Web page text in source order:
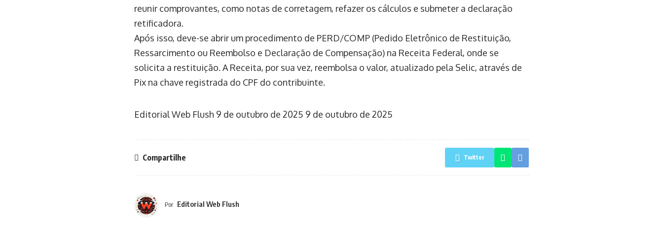
reunir comprovantes, como notas de corretagem, refazer os cálculos e submeter a declaração
retificadora.
Após isso, deve-se abrir um procedimento de PERD/COMP (Pedido Eletrônico de Restituição,
Ressarcimento ou Reembolso e Declaração de Compensação) na Receita Federal, onde se
solicita a restituição. A Receita, por sua vez, reembolsa o valor, atualizado pela Selic, através de
Pix na chave registrada do CPF do contribuinte.
Editorial Web Flush 9 de outubro de 2025 9 de outubro de 2025
Compartilhe Twitter
Por Editorial Web Flush